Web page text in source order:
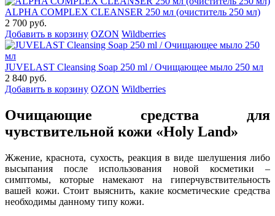
ALPHA COMPLEX СLEANSER 250 мл (очиститель 250 мл)
2 700 руб.
Добавить в корзину OZON Wildberries
JUVELAST Cleansing Soap 250 ml / Очищающее мыло 250 мл
2 840 руб.
Добавить в корзину OZON Wildberries
Очищающие средства для
чувствительной кожи «Holy Land»
Жжение, краснота, сухость, реакция в виде шелушения либо
высыпания после использования новой косметики –
симптомы, которые намекают на гиперчувствительность
вашей кожи. Стоит выяснить, какие косметические средства
необходимы данному типу кожи.